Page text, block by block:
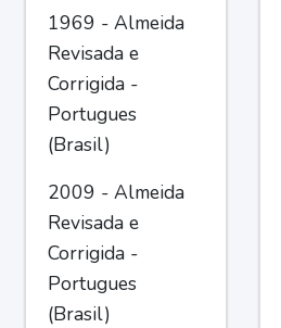
1969 - Almeida
Revisada e
Corrigida -
Portugues
(Brasil)
2009 - Almeida
Revisada e
Corrigida -
Portugues
(Brasil)